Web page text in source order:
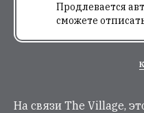
Продлевается
сможете
На связи The Village,